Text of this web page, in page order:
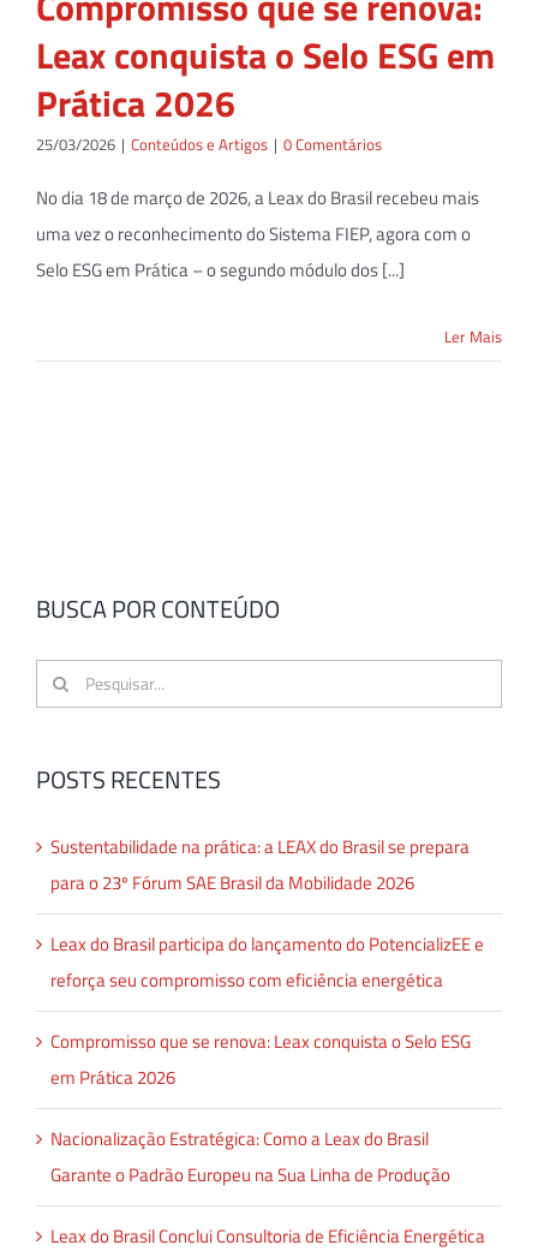
Leax conquista o Selo ESG em
Prática 2026
25/03/2026 | Conteúdos e Artigos | 0 Comentários
No dia 18 de março de 2026, a Leax do Brasil recebeu mais
uma vez o reconhecimento do Sistema FIEP, agora com o
Selo ESG em Prática – o segundo módulo dos [...]
Ler Mais
BUSCA POR CONTEÚDO
Buscar
resultados
POSTS RECENTES
Sustentabilidade na prática: a LEAX do Brasil se prepara
para o 23º Fórum SAE Brasil da Mobilidade 2026
Leax do Brasil participa do lançamento do PotencializEE e
reforça seu compromisso com eficiência energética
Compromisso que se renova: Leax conquista o Selo ESG
em Prática 2026
Nacionalização Estratégica: Como a Leax do Brasil
Garante o Padrão Europeu na Sua Linha de Produção
Leax do Brasil Conclui Consultoria de Eficiência Energética